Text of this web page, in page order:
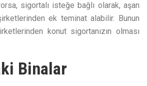
sigortalı isteğe bağlı olarak, aşan
ek teminat alabilir. Bunun
konut sigortanızın olması
Binalar